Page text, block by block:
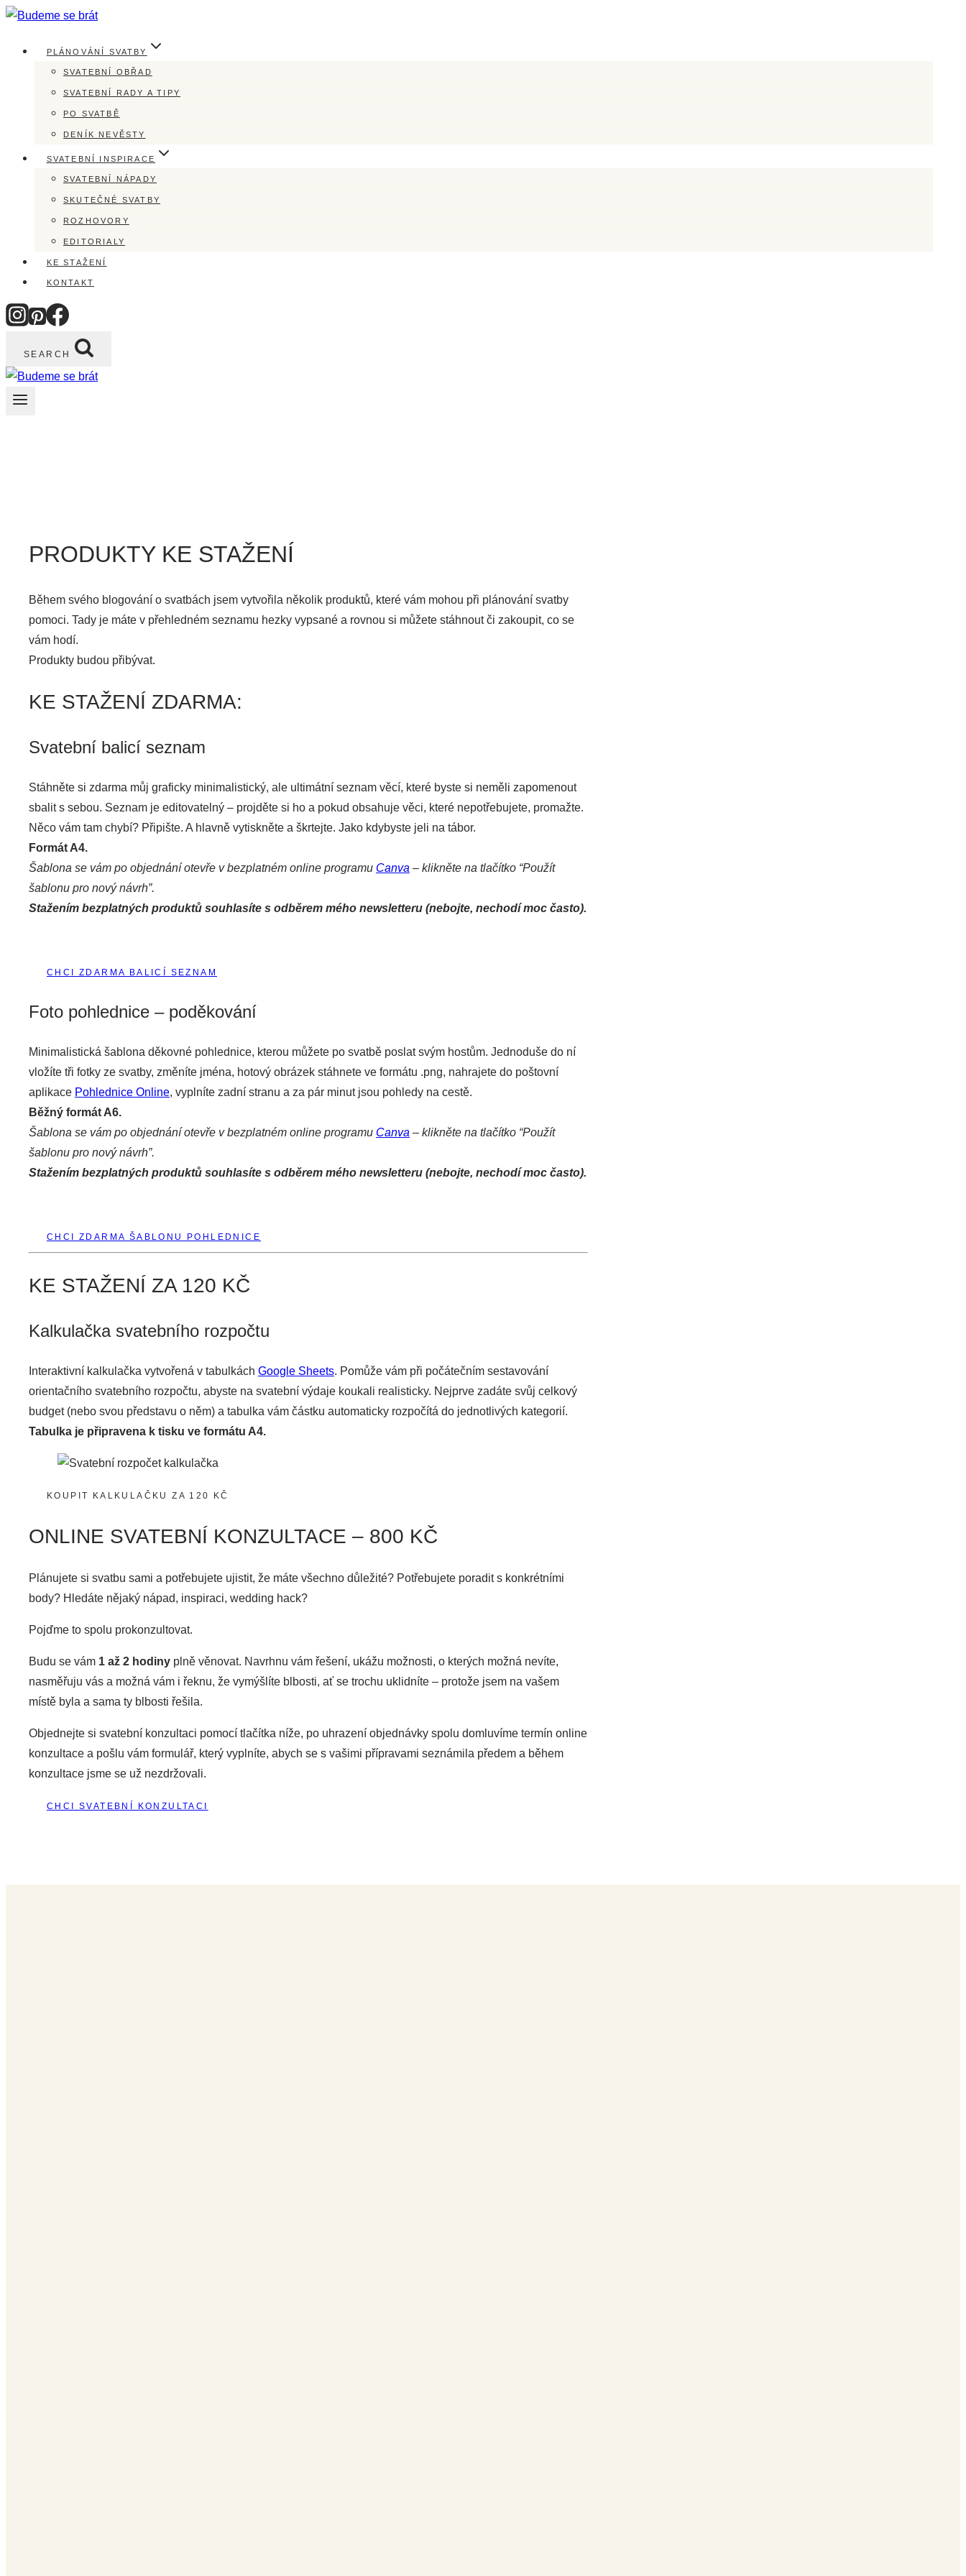
Přeskočit
obsah
PLÁNOVÁNÍ SVATBY
SVATEBNÍ OBŘAD
SVATEBNÍ RADY A TIPY
PO SVATBĚ
DENÍK NEVĚSTY
SVATEBNÍ INSPIRACE
SVATEBNÍ NÁPADY
SKUTEČNÉ SVATBY
ROZHOVORY
EDITORIALY
KE STAŽENÍ
KONTAKT
SEARCH
PRODUKTY KE STAŽENÍ
Během svého blogování o svatbách jsem vytvořila několik produktů, které vám mohou při plánování svatby
pomoci. Tady je máte v přehledném seznamu hezky vypsané a rovnou si můžete stáhnout či zakoupit, co se
vám hodí.
Produkty budou přibývat.
KE STAŽENÍ ZDARMA:
Svatební balicí seznam
Stáhněte si zdarma můj graficky minimalistický, ale ultimátní seznam věcí, které byste si neměli zapomenout
sbalit s sebou. Seznam je editovatelný – projděte si ho a pokud obsahuje věci, které nepotřebujete, promažte.
Něco vám tam chybí? Připište. A hlavně vytiskněte a škrtejte. Jako kdybyste jeli na tábor.
Formát A4.
Šablona se vám po objednání otevře v bezplatném online programu Canva – klikněte na tlačítko “Použít
šablonu pro nový návrh”.
Stažením bezplatných produktů souhlasíte s odběrem mého newsletteru (nebojte, nechodí moc často).
CHCI ZDARMA BALICÍ SEZNAM
Foto pohlednice – poděkování
Minimalistická šablona děkovné pohlednice, kterou můžete po svatbě poslat svým hostům. Jednoduše do ní
vložíte tři fotky ze svatby, změníte jména, hotový obrázek stáhnete ve formátu .png, nahrajete do poštovní
aplikace Pohlednice Online, vyplníte zadní stranu a za pár minut jsou pohledy na cestě.
Běžný formát A6.
Šablona se vám po objednání otevře v bezplatném online programu Canva – klikněte na tlačítko “Použít
šablonu pro nový návrh”.
Stažením bezplatných produktů souhlasíte s odběrem mého newsletteru (nebojte, nechodí moc často).
CHCI ZDARMA ŠABLONU POHLEDNICE
KE STAŽENÍ ZA 120 KČ
Kalkulačka svatebního rozpočtu
Interaktivní kalkulačka vytvořená v tabulkách Google Sheets. Pomůže vám při počátečním sestavování
orientačního svatebního rozpočtu, abyste na svatební výdaje koukali realisticky. Nejprve zadáte svůj celkový
budget (nebo svou představu o něm) a tabulka vám částku automaticky rozpočítá do jednotlivých kategorií.
Tabulka je připravena k tisku ve formátu A4.
KOUPIT KALKULAČKU ZA 120 KČ
ONLINE SVATEBNÍ KONZULTACE – 800 KČ
Plánujete si svatbu sami a potřebujete ujistit, že máte všechno důležité? Potřebujete poradit s konkrétními
body? Hledáte nějaký nápad, inspiraci, wedding hack?
Pojďme to spolu prokonzultovat.
Budu se vám 1 až 2 hodiny plně věnovat. Navrhnu vám řešení, ukážu možnosti, o kterých možná nevíte,
nasměřuju vás a možná vám i řeknu, že vymýšlíte blbosti, ať se trochu uklidníte – protože jsem na vašem
místě byla a sama ty blbosti řešila.
Objednejte si svatební konzultaci pomocí tlačítka níže, po uhrazení objednávky spolu domluvíme termín online
konzultace a pošlu vám formulář, který vyplníte, abych se s vašimi přípravami seznámila předem a během
konzultace jsme se už nezdržovali.
CHCI SVATEBNÍ KONZULTACI